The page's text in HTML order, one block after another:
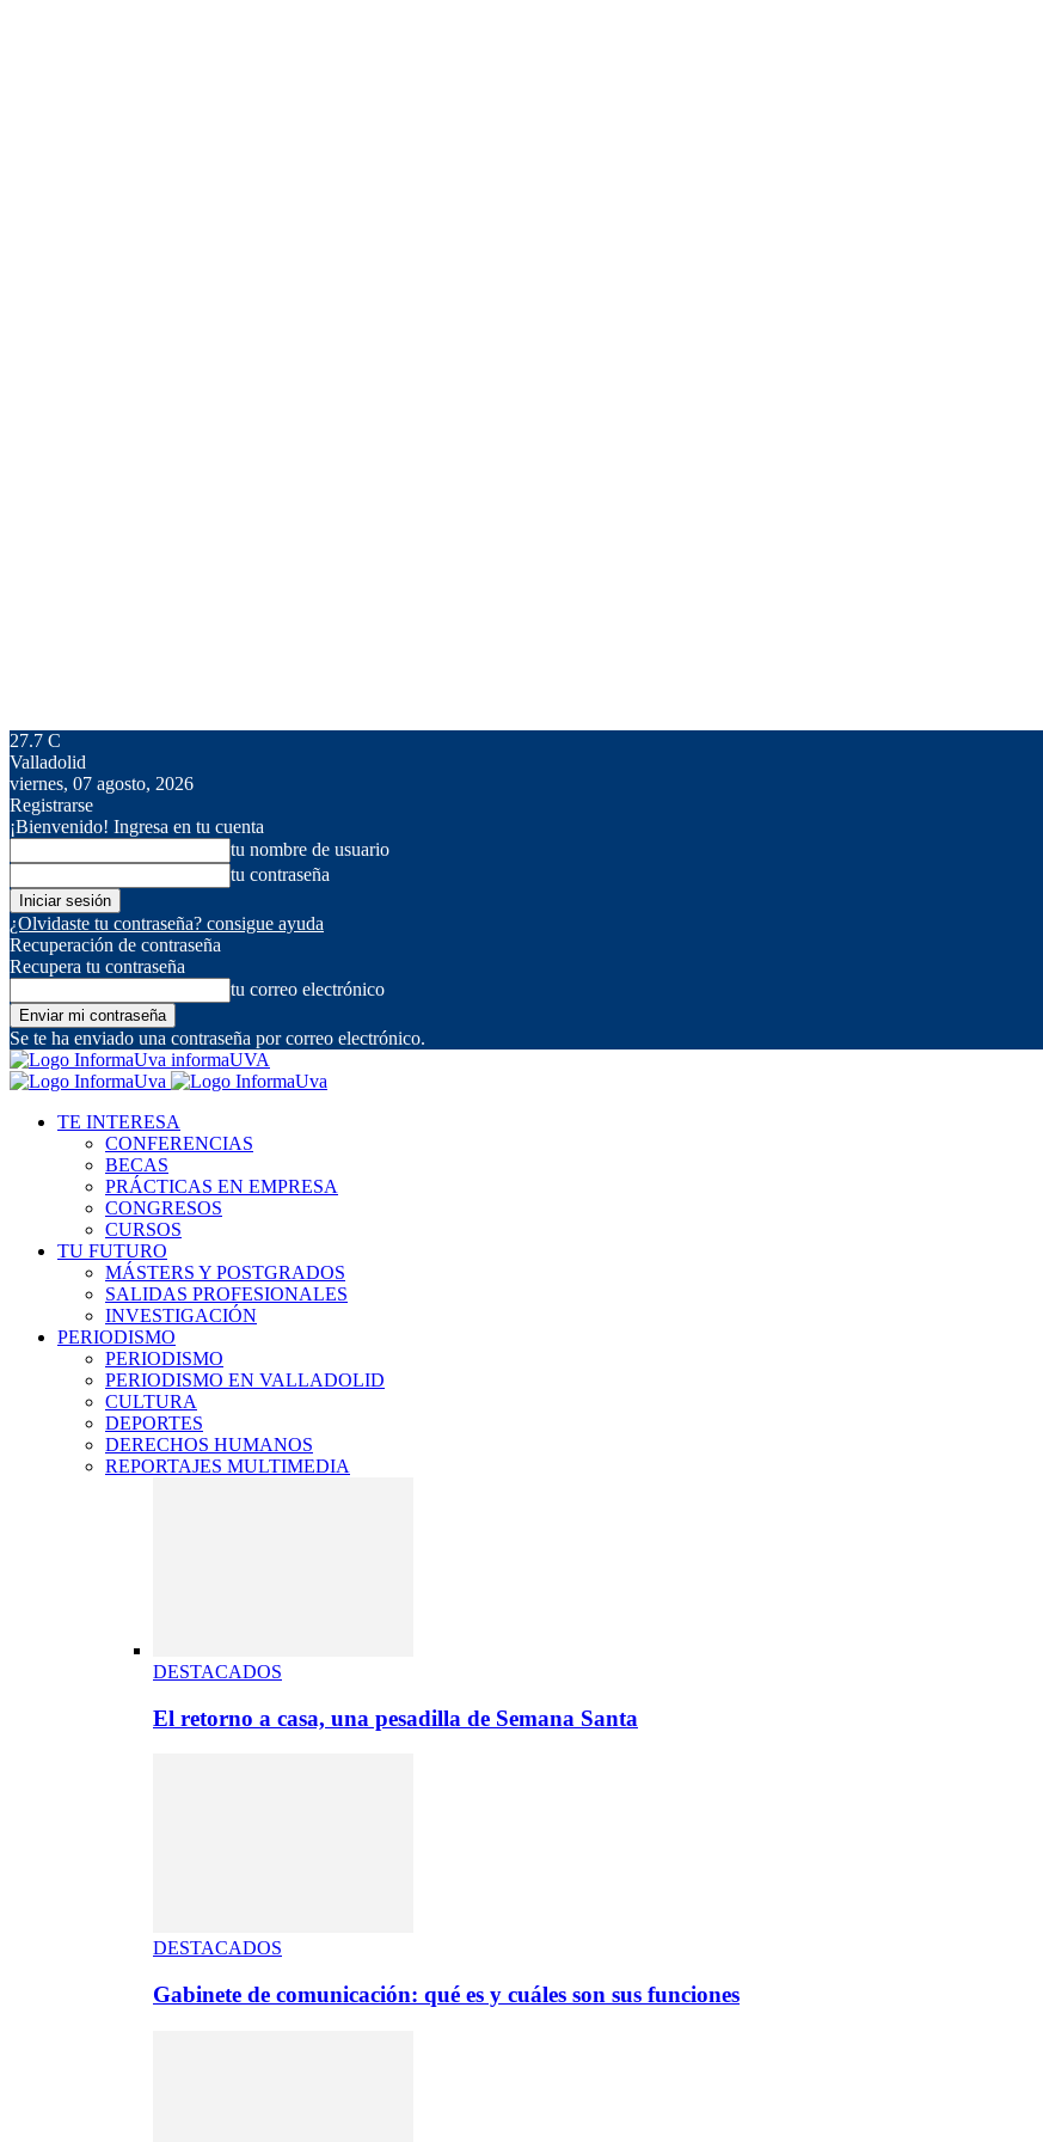
27.7 C
Valladolid
viernes, 07 agosto, 2026
Registrarse
¡Bienvenido! Ingresa en tu cuenta
tu nombre de usuario
tu contraseña
¿Olvidaste tu contraseña? consigue ayuda
Recuperación de contraseña
Recupera tu contraseña
tu correo electrónico
Se te ha enviado una contraseña por correo electrónico.
informaUVA
TE INTERESA
CONFERENCIAS
BECAS
PRÁCTICAS EN EMPRESA
CONGRESOS
CURSOS
TU FUTURO
MÁSTERS Y POSTGRADOS
SALIDAS PROFESIONALES
INVESTIGACIÓN
PERIODISMO
PERIODISMO
PERIODISMO EN VALLADOLID
CULTURA
DEPORTES
DERECHOS HUMANOS
REPORTAJES MULTIMEDIA
DESTACADOS
El retorno a casa, una pesadilla de Semana Santa
DESTACADOS
Gabinete de comunicación: qué es y cuáles son sus funciones